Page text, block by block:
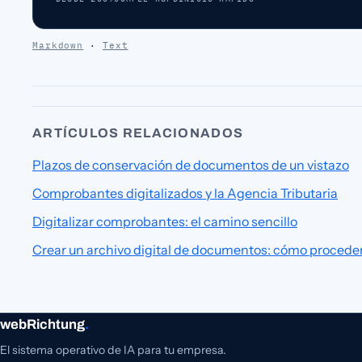
Markdown · Text
ARTÍCULOS RELACIONADOS
Plazos de conservación de documentos de un vistazo
Comprobantes digitalizados y la Agencia Tributaria
Digitalizar comprobantes: el camino sencillo
Crear un archivo digital de documentos: cómo
webRichtung.
El sistema operativo de IA para tu empresa.